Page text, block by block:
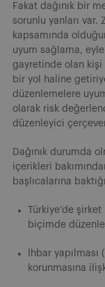
Fakat dağınık bir
sorunlu yanları var.
kapsamında
uyum sağlama,
gayretinde olan kişi
bir yol haline
düzenlemelere
olarak risk
düzenleyici
Dağınık durumda
içerikleri
başlıcalarına
Türkiye’de
biçimde
İhbar yapılması (
korunmasına